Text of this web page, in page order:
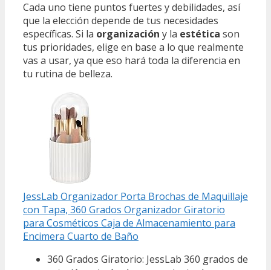
Cada uno tiene puntos fuertes y debilidades, así
que la elección depende de tus necesidades
específicas. Si la organización y la estética son
tus prioridades, elige en base a lo que realmente
vas a usar, ya que eso hará toda la diferencia en
tu rutina de belleza.
JessLab Organizador Porta Brochas de Maquillaje
con Tapa, 360 Grados Organizador Giratorio
para Cosméticos Caja de Almacenamiento para
Encimera Cuarto de Baño
360 Grados Giratorio: JessLab 360 grados de